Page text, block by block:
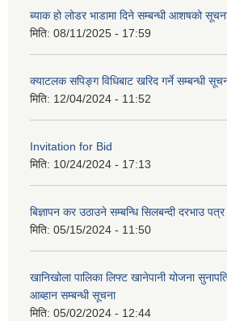
ब्याक हो लोडर भाडामा दिने सम्बन्धी आशषको
मिति: 08/11/2025 - 17:59
क्याटलक सपिङ्ग विधिबाट खरिद गर्ने सम्बन्धी
मिति: 12/04/2024 - 11:52
Invitation for Bid
मिति: 10/24/2024 - 17:13
बिज्ञापन कर उठाउने सम्बन्धि सिलबन्दी दरभाउ
मिति: 05/15/2024 - 11:50
खानिखोला पालिका लिफ्ट खानेपानी योजना
आब्हान सम्बन्धी सूचना
मिति: 05/02/2024 - 12:44